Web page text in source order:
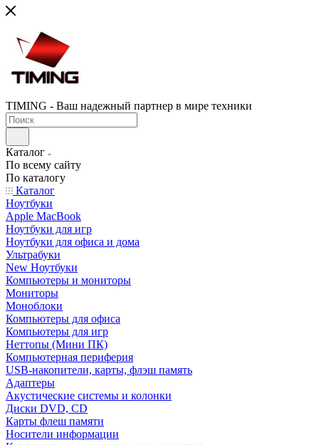
TIMING - Ваш надежный партнер в мире техники
Каталог
По всему сайту
По каталогу
Каталог
Ноутбуки
Apple MacBook
Ноутбуки для игр
Ноутбуки для офиса и дома
Ультрабуки
New Ноутбуки
Компьютеры и мониторы
Мониторы
Моноблоки
Компьютеры для офиса
Компьютеры для игр
Неттопы (Мини ПК)
Компьютерная периферия
USB-накопители, карты, флэш память
Адаптеры
Акустические системы и колонки
Диски DVD, CD
Карты флеш памяти
Носители информации